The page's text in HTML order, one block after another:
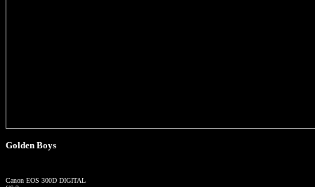
Golden Boys
Canon EOS 300D DIGITAL